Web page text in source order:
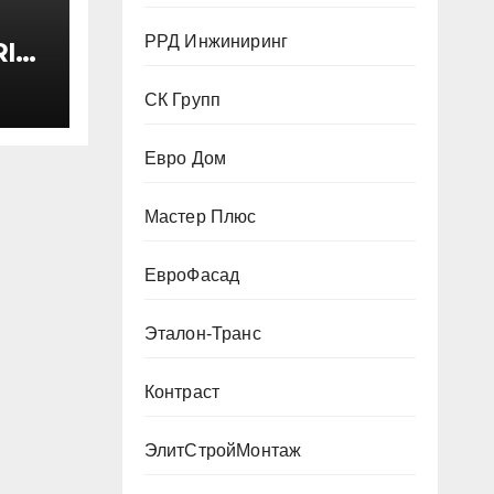
РРД Инжиниринг
СК Групп
Евро Дом
Мастер Плюс
ЕвроФасад
Эталон-Транс
Контраст
ЭлитСтройМонтаж